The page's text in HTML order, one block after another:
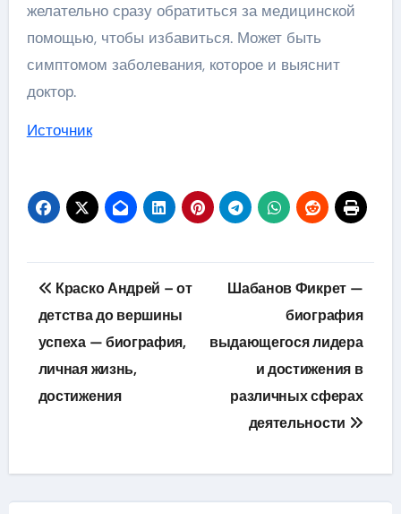
желательно сразу обратиться за медицинской
помощью, чтобы избавиться. Может быть
симптомом заболевания, которое и выяснит
доктор.
Источник
Навигация
по
записям
Краско Андрей – от
детства до вершины
успеха — биография,
личная жизнь,
достижения
Шабанов Фикрет —
биография
выдающегося лидера
и достижения в
различных сферах
деятельности